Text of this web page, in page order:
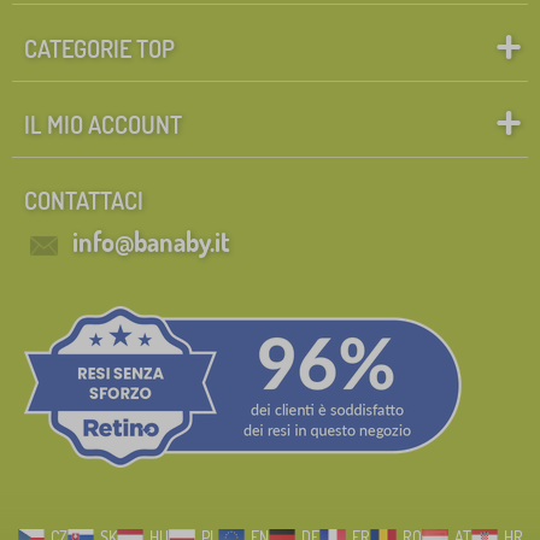
CATEGORIE TOP
IL MIO ACCOUNT
CONTATTACI
info@banaby.it